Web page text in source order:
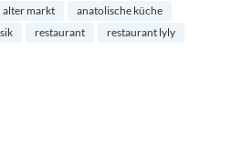
alter markt
anatolische küche
restaurant
restaurant lyly